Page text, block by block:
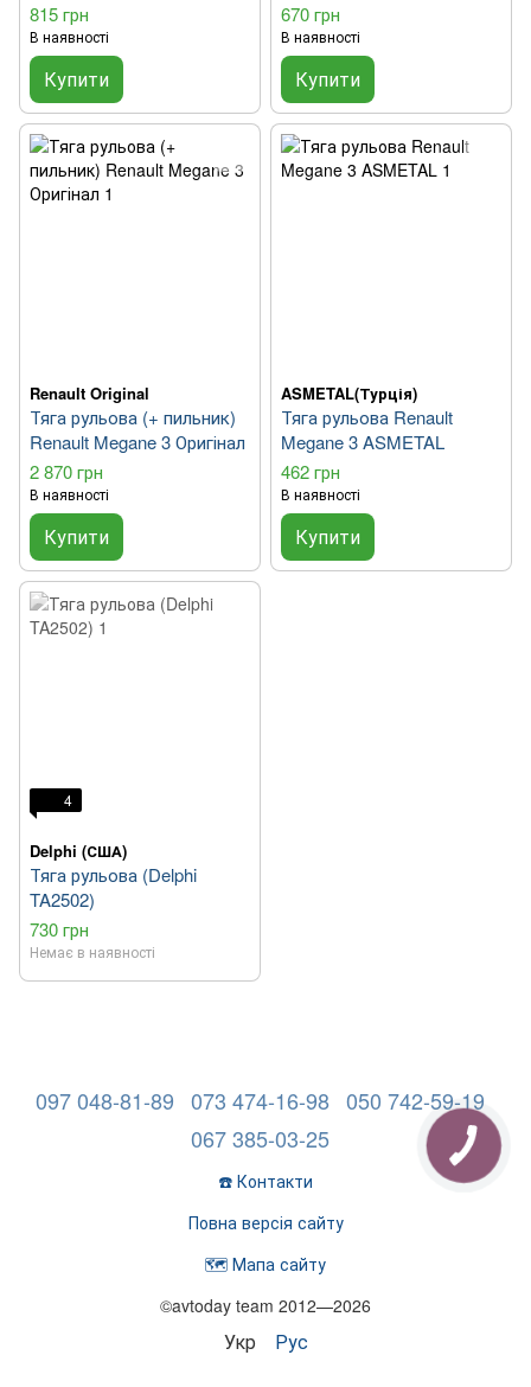
815 грн
В наявності
Купити
670 грн
В наявності
Купити
Renault Original
Тяга рульова (+ пильник)
Renault Megane 3 Оригінал
2 870 грн
В наявності
Купити
ASMETAL(Турція)
Тяга рульова Renault
Megane 3 ASMETAL
462 грн
В наявності
Купити
4
Delphi (США)
Тяга рульова (Delphi
TA2502)
730 грн
Немає в наявності
097 048-81-89 073 474-16-98 050 742-59-19
067 385-03-25
☎️ Контакти
Повна версія сайту
🗺️ Мапа сайту
©avtoday team 2012—2026
Укр Рус